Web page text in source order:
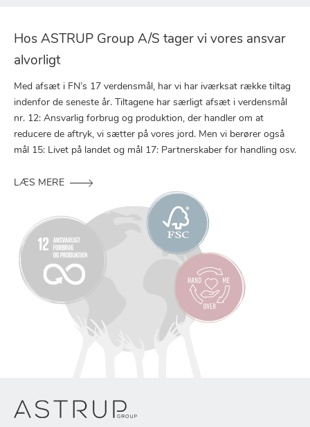
Hos ASTRUP Group A/S tager vi vores ansvar
alvorligt
Med afsæt i FN’s 17 verdensmål, har vi har iværksat række tiltag
indenfor de seneste år. Tiltagene har særligt afsæt i verdensmål
nr. 12: Ansvarlig forbrug og produktion, der handler om at
reducere de aftryk, vi sætter på vores jord. Men vi berører også
mål 15: Livet på landet og mål 17: Partnerskaber for handling osv.
LÆS MERE